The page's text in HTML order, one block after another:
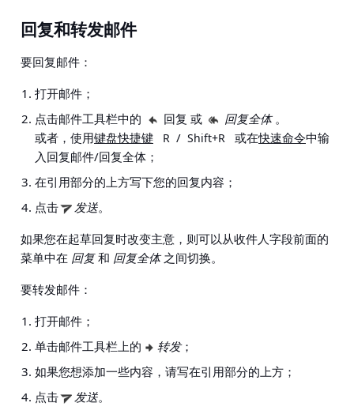
回复和转发邮件
要回复邮件：
打开邮件；
点击邮件工具栏中的
回复 或 回复全体。
或者，使用键盘快捷键 R / Shift+R 或在快速命令中输
入回复邮件/回复全体；
在引用部分的上方写下您的回复内容；
点击
发送。
如果您在起草回复时改变主意，则可以从收件人字段前面的
菜单中在 回复和 回复全体之间切换。
要转发邮件：
打开邮件；
单击邮件工具栏上的
转发；
如果您想添加一些内容，请写在引用部分的上方；
点击
发送。